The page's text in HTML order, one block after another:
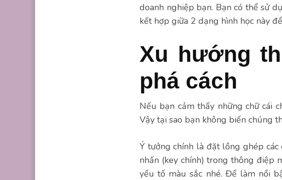
doanh nghiệp bạn. Bạn có thể sử
kết hợp giữa 2 dạng hình học này
Xu hướng
phá cách
Nếu bạn cảm thấy những chữ cái
Vậy tại sao bạn không biến chúng
Ý tưởng chính là đặt lồng ghép
nhấn (key chính) trong thông điệp
yếu tố màu sắc nhé. Để làm nổi